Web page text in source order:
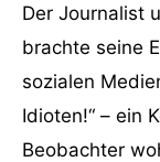
Der Journalist
brachte seine
sozialen
Idioten!“ – ein
Beobachter